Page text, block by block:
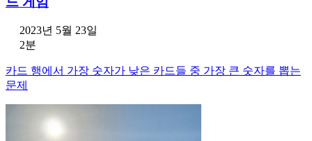
2023년 5월 23일
2분
카드 행에서 가장 숫자가 낮은 카드들 중 가장 큰 숫자를 뽑는
문제